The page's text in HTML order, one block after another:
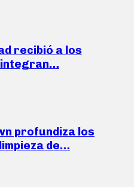
recibió a los
integran…
profundiza los
de…